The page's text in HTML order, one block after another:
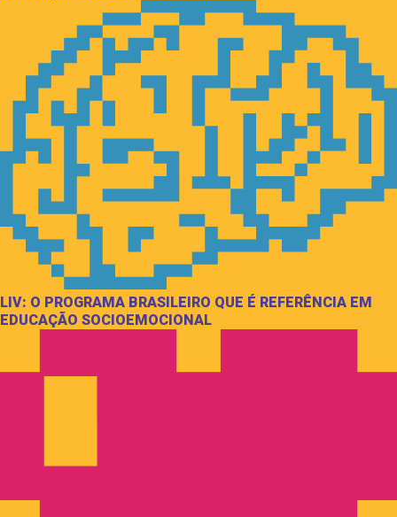
LIV: O PROGRAMA BRASILEIRO QUE É REFERÊNCIA EM
EDUCAÇÃO SOCIOEMOCIONAL